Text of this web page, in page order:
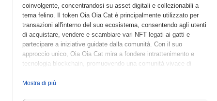
coinvolgente, concentrandosi su asset digitali e collezionabili a
tema felino. Il token Oia Oia Cat è principalmente utilizzato per
transazioni all'interno del suo ecosistema, consentendo agli utenti
di acquistare, vendere e scambiare vari NFT legati ai gatti e
partecipare a iniziative guidate dalla comunità. Con il suo
approccio unico, Oia Oia Cat mira a fondere intrattenimento e
tecnologia blockchain, promuovendo una comunità vivace di
Mostra di più